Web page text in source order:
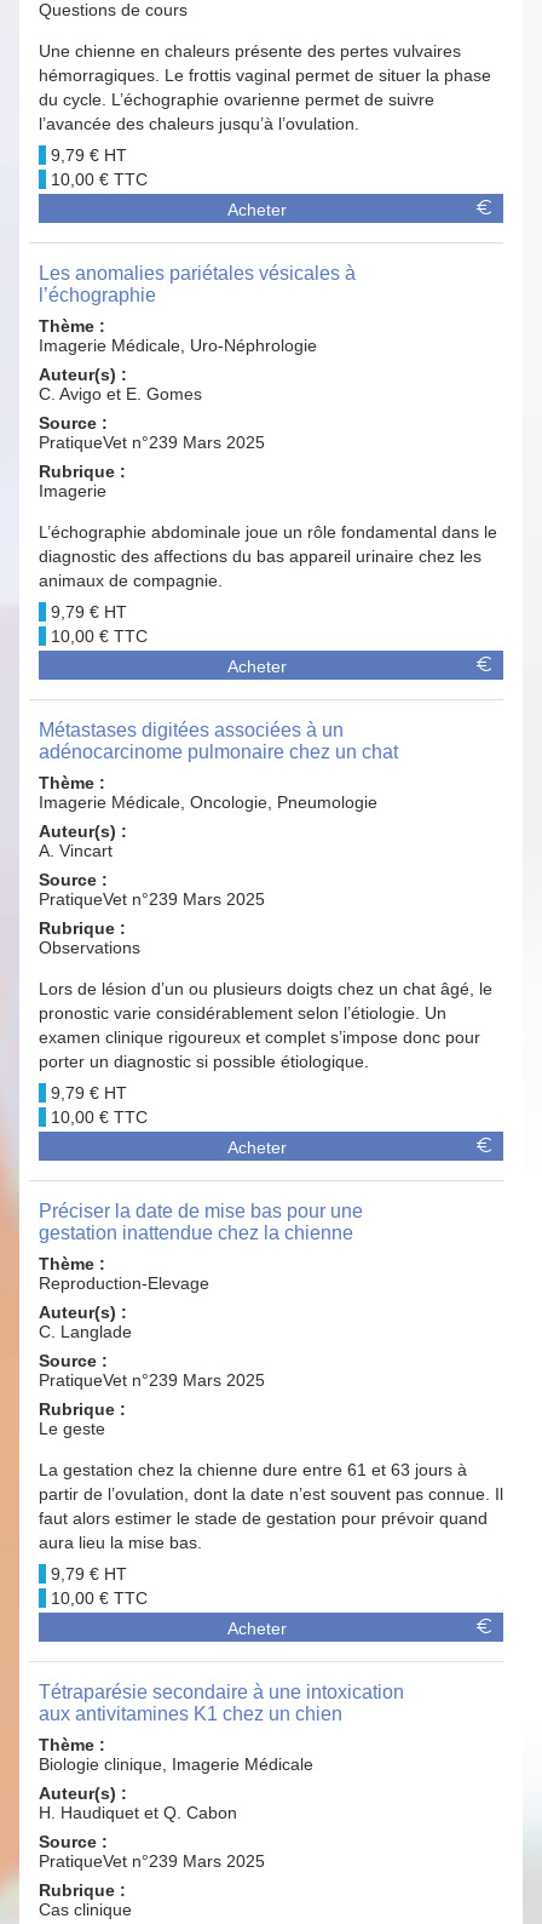
Questions de cours
Une chienne en chaleurs présente des pertes vulvaires
hémorragiques. Le frottis vaginal permet de situer la phase
du cycle. L’échographie ovarienne permet de suivre
l’avancée des chaleurs jusqu’à l’ovulation.
9,79 €
10,00 €
Acheter
Les anomalies pariétales vésicales à
l’échographie
Thème :
Imagerie Médicale, Uro-Néphrologie
Auteur(s) :
C. Avigo et E. Gomes
Source :
PratiqueVet n°239 Mars 2025
Rubrique :
Imagerie
L’échographie abdominale joue un rôle fondamental dans le
diagnostic des affections du bas appareil urinaire chez les
animaux de compagnie.
9,79 €
10,00 €
Acheter
Métastases digitées associées à un
adénocarcinome pulmonaire chez un chat
Thème :
Imagerie Médicale, Oncologie, Pneumologie
Auteur(s) :
A. Vincart
Source :
PratiqueVet n°239 Mars 2025
Rubrique :
Observations
Lors de lésion d’un ou plusieurs doigts chez un chat âgé, le
pronostic varie considérablement selon l’étiologie. Un
examen clinique rigoureux et complet s’impose donc pour
porter un diagnostic si possible étiologique.
9,79 €
10,00 €
Acheter
Préciser la date de mise bas pour une
gestation inattendue chez la chienne
Thème :
Reproduction-Elevage
Auteur(s) :
C. Langlade
Source :
PratiqueVet n°239 Mars 2025
Rubrique :
Le geste
La gestation chez la chienne dure entre 61 et 63 jours à
partir de l’ovulation, dont la date n’est souvent pas connue. Il
faut alors estimer le stade de gestation pour prévoir quand
aura lieu la mise bas.
9,79 €
10,00 €
Acheter
Tétraparésie secondaire à une intoxication
aux antivitamines K1 chez un chien
Thème :
Biologie clinique, Imagerie Médicale
Auteur(s) :
H. Haudiquet et Q. Cabon
Source :
PratiqueVet n°239 Mars 2025
Rubrique :
Cas clinique